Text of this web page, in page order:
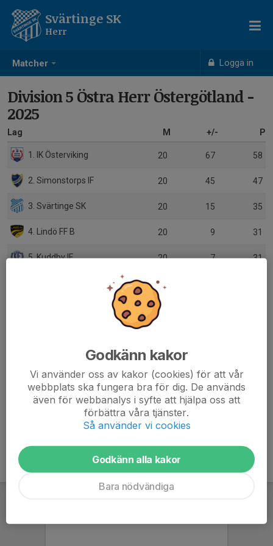
Matcher Logga in
Svärtinge SK
Herr
Division 5 Östra Herr Östergötland -
2025
Lag M +/- P
1. IK Österviking 20 67 58
2. Simonstorps IF 20 45 47
3. Svärtinge SK 20 15 35
4. Lindö FF B 20 9 31
5. Kuddby IF 20 7 31
20
7. Norrköpings IF Bosna B 20
20
10. KFUM Trix/Eneby BK B 20 -44
11. Söderköpings IK B 20
Godkänn kakor
Vi använder oss av kakor (cookies) för att vår
webbplats ska fungera bra för dig. De används
även för webbanalys i syfte att hjälpa oss att
förbättra våra tjänster.
Så använder vi cookies
Godkänn alla kakor
Bara nödvändiga